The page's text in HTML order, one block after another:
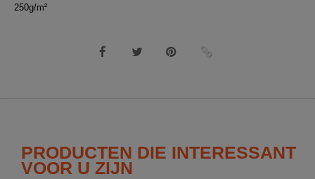
250g/m²
PRODUCTEN DIE INTERESSANT
VOOR U ZIJN